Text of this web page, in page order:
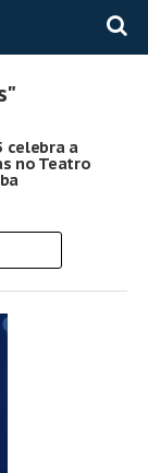
celebra a
no Teatro